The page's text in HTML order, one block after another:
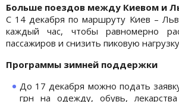
Больше поездов между Киевом и
С 14 декабря по маршруту Киев –
каждый час, чтобы равномерно
пассажиров и снизить пиковую
Программы зимней поддержки
До 17 декабря можно подать
грн на одежду, обувь,